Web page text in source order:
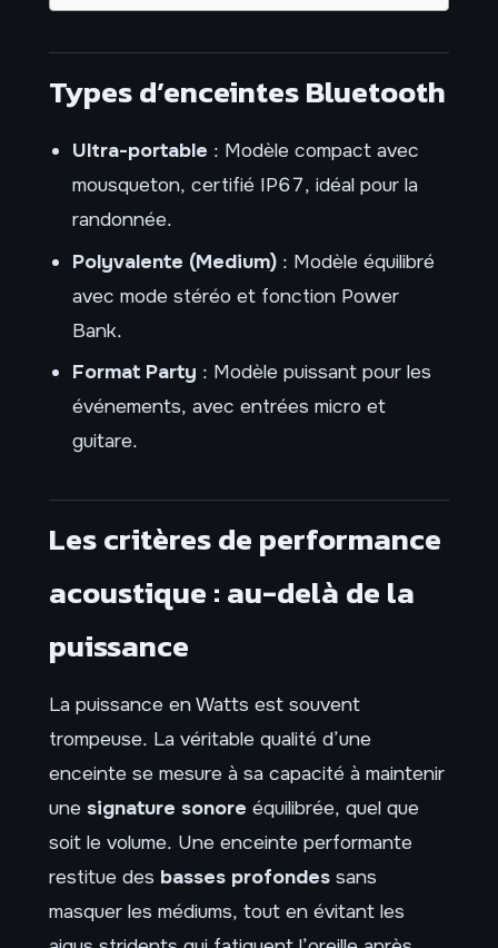
Types d’enceintes Bluetooth
Ultra-portable : Modèle compact avec
mousqueton, certifié IP67, idéal pour la
randonnée.
Polyvalente (Medium): Modèle équilibré
avec mode stéréo et fonction Power
Bank.
Format Party : Modèle puissant pour les
événements, avec entrées micro et
guitare.
Les critères de performance
acoustique : au-delà de la
puissance
La puissance en Watts est souvent
trompeuse. La véritable qualité d’une
enceinte se mesure à sa capacité à maintenir
une signature sonore équilibrée, quel que
soit le volume. Une enceinte performante
restitue des basses profondes sans
masquer les médiums, tout en évitant les